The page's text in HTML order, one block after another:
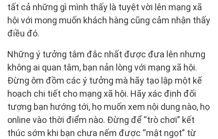
tất cả những gì mình thấy là tuyệt vời lên mạng xã
hội với mong muốn khách hàng cũng cảm nhận thấy
điều đó.
Những ý tưởng tâm đắc nhất được đưa lên nhưng
không ai quan tâm, bạn nản lòng với mạng xã hội.
Đừng ôm đồm các ý tưởng mà hãy tạo lập một kế
hoạch chi tiết cho mạng xã hội. Hãy xác định đối
tượng bạn hướng tới, họ muốn xem nội dung nào, họ
online vào thời điểm nào. Đừng để “trò chơi” kết
thúc sớm khi bạn chưa nếm được “mật ngọt” từ